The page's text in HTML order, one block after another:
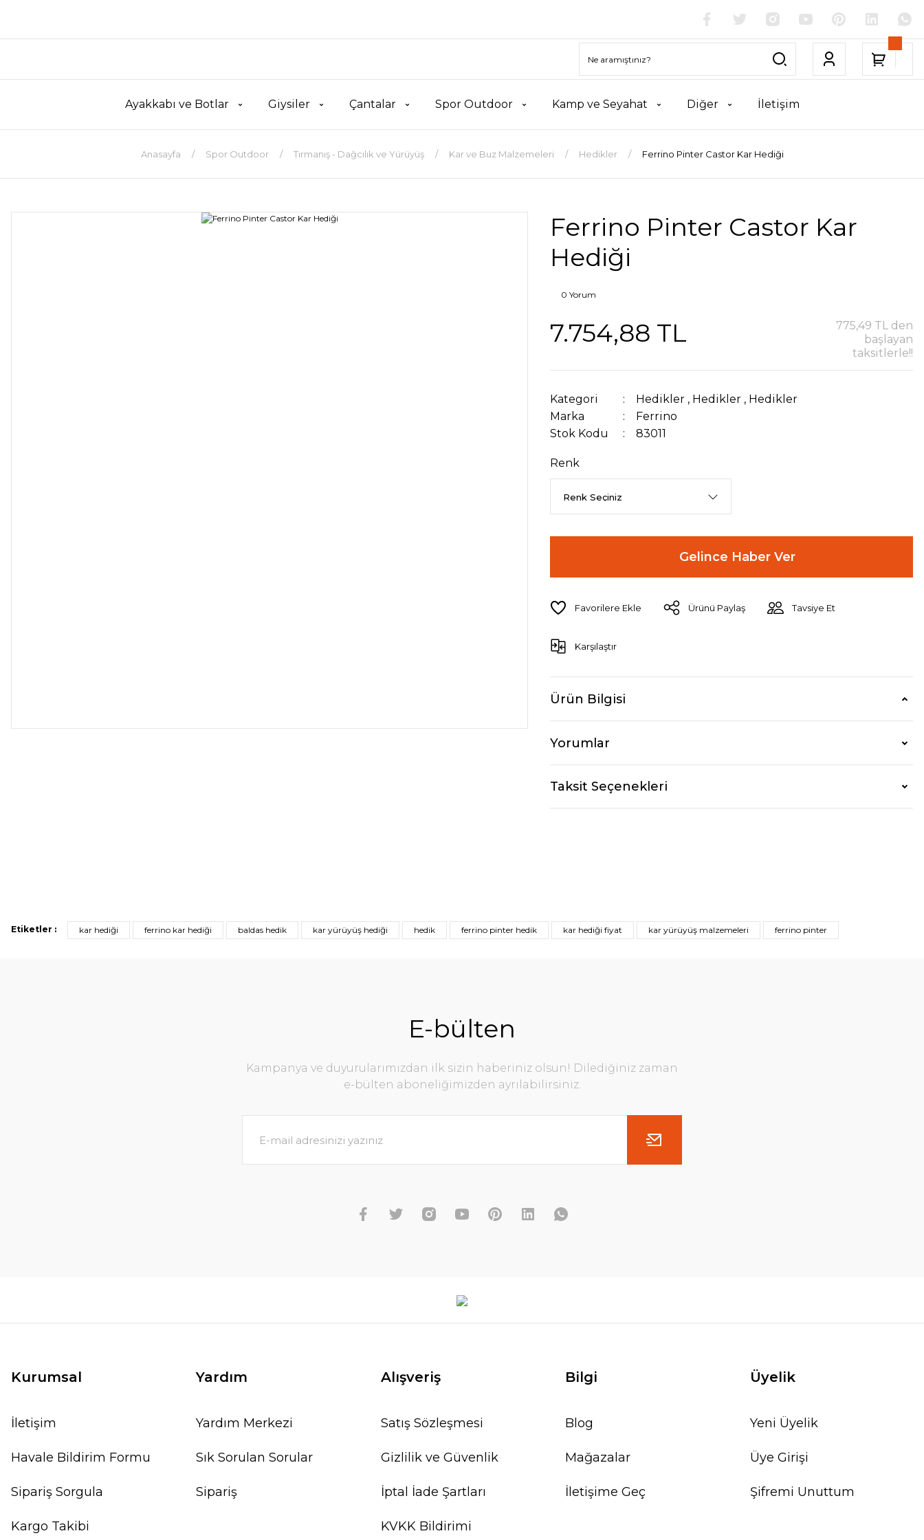
Ayakkabı ve Botlar Giysiler Çantalar Spor Outdoor Kamp ve Seyahat Diğer İletişim
Anasayfa Spor Outdoor Tırmanış - Dağcılık ve Yürüyüş Kar ve Buz Malzemeleri Hedikler Ferrino Pinter Castor Kar Hediği
Ferrino Pinter Castor Kar
Hediği
0 Yorum
7.754,88 TL
775,49 TL den
başlayan
taksitlerle!!
Kategori Hedikler , Hedikler , Hedikler
Marka
Ferrino
Stok Kodu
83011
Renk
Gelince Haber Ver
Ürünü Paylaş Tavsiye Et
Karşılaştır
Ürün Bilgisi
Yorumlar
Taksit Seçenekleri
Etiketler : kar hediği ferrino kar hediği baldas hedik kar yürüyüş hediği hedik ferrino pinter hedik kar hediği fiyat kar yürüyüş malzemeleri ferrino pinter
E-bülten
Kampanya ve duyurularımızdan ilk sizin haberiniz olsun! Dilediğiniz zaman
e-bülten aboneliğimizden ayrılabilirsiniz.
Kurumsal
İletişim
Havale Bildirim Formu
Sipariş Sorgula
Kargo Takibi
Yardım
Yardım Merkezi
Sık Sorulan Sorular
Sipariş
Alışveriş
Satış Sözleşmesi
Gizlilik ve Güvenlik
İptal İade Şartları
KVKK Bildirimi
Bilgi
Blog
Mağazalar
İletişime Geç
Üyelik
Yeni Üyelik
Üye Girişi
Şifremi Unuttum